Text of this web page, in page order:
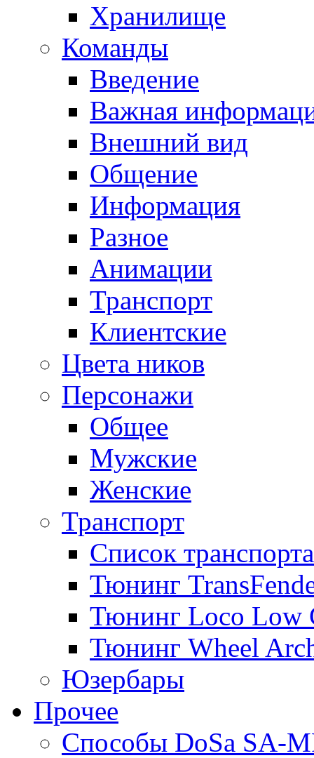
Хранилище
Команды
Введение
Важная
Внешний вид
Общение
Информация
Разное
Анимации
Транспорт
Клиентские
Цвета ников
Персонажи
Общее
Мужские
Женские
Транспорт
Список транспорта
Тюнинг
Тюнинг Loco Low
Тюнинг Wheel
Юзербары
Прочее
Cпособы DoSа SA-